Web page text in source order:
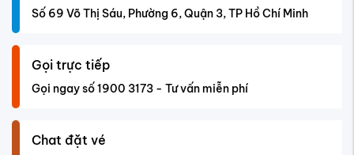
Số 69 Võ Thị Sáu, Phường 6, Quận 3, TP Hồ Chí Minh
Gọi trực tiếp
Gọi ngay số 1900 3173 - Tư vấn miễn phí
Chat đặt vé